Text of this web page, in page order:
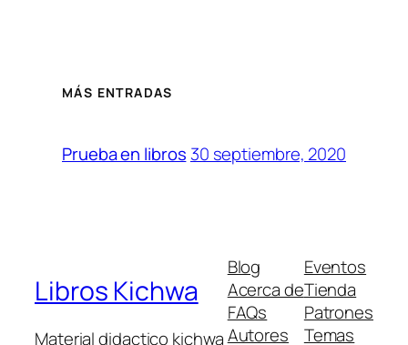
MÁS ENTRADAS
Prueba en libros 30 septiembre, 2020
Libros Kichwa
Material didactico kichwa
Blog
Acerca de
FAQs
Autores
Eventos
Tienda
Patrones
Temas